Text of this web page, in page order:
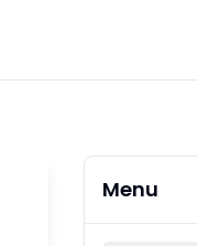
Menu